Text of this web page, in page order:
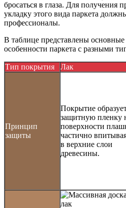
бросаться в глаза. Для получения
укладку этого вида паркета
профессионалы.
В таблице представлены
особенности паркета с разными
Тип покрытия Лак
Принцип
защиты
Покрытие
защитную пленку
поверхности
частично
в верхние слои
древесины.